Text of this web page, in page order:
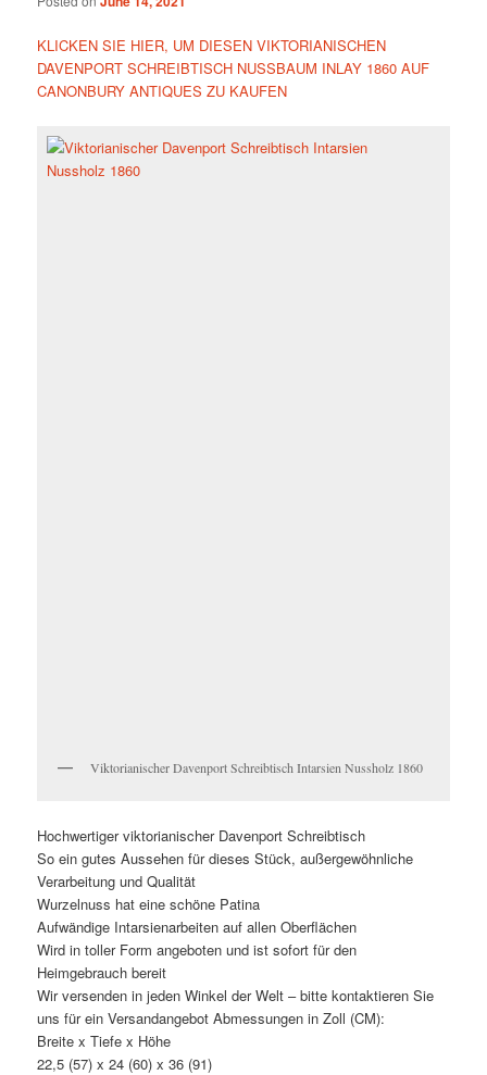
KLICKEN SIE HIER, UM DIESEN VIKTORIANISCHEN
DAVENPORT SCHREIBTISCH NUSSBAUM INLAY 1860 AUF
CANONBURY ANTIQUES ZU KAUFEN
Viktorianischer Davenport Schreibtisch Intarsien Nussholz 1860
Hochwertiger viktorianischer Davenport Schreibtisch
So ein gutes Aussehen für dieses Stück, außergewöhnliche
Verarbeitung und Qualität
Wurzelnuss hat eine schöne Patina
Aufwändige Intarsienarbeiten auf allen Oberflächen
Wird in toller Form angeboten und ist sofort für den
Heimgebrauch bereit
Wir versenden in jeden Winkel der Welt – bitte kontaktieren Sie
uns für ein Versandangebot Abmessungen in Zoll (CM):
Breite x Tiefe x Höhe
22,5 (57) x 24 (60) x 36 (91)